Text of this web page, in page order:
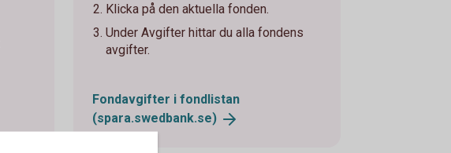
Klicka på den aktuella fonden.
Under Avgifter hittar du alla fondens
avgifter.
Fondavgifter i fondlistan
(spara.swedbank.se)